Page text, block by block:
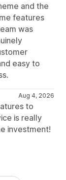
and the
features
was
easy to
Aug 4, 2026
to
is really
investment!